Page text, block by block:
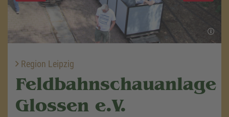
Region Leipzig
Feldbahnschauanlage
Glossen e.V.